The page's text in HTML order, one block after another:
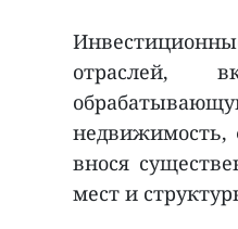
отраслей,
недвижимость,
внося
мест и